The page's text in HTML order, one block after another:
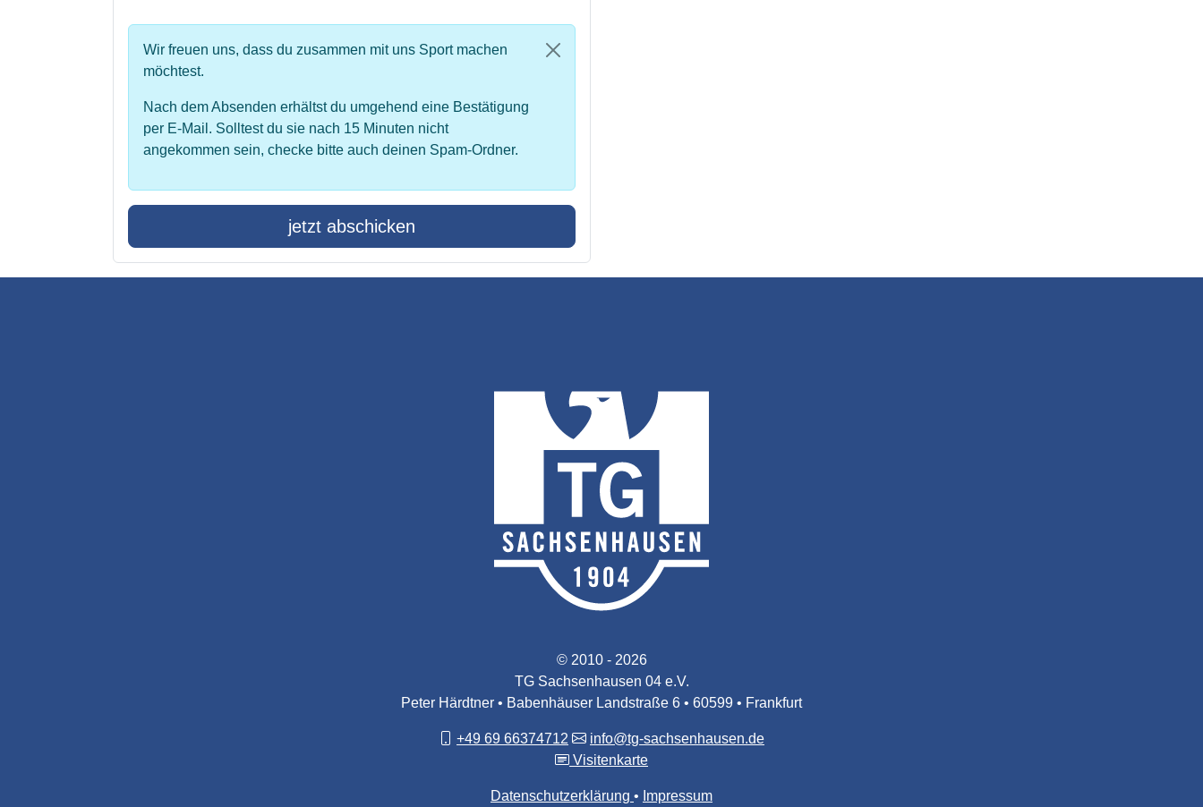
Wir freuen uns, dass du zusammen mit uns Sport machen
möchtest.
Nach dem Absenden erhältst du umgehend eine Bestätigung
per E-Mail. Solltest du sie nach 15 Minuten nicht
angekommen sein, checke bitte auch deinen Spam-Ordner.
jetzt abschicken
© 2010 - 2026
TG Sachsenhausen 04 e.V.
Peter Härdtner • Babenhäuser Landstraße 6 • 60599 • Frankfurt
+49 69 66374712
info@tg-sachsenhausen.de
Visitenkarte
Datenschutzerklärung Impressum